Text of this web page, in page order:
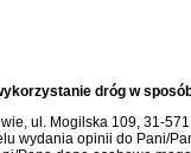
dróg w
ul. Mogilska 109, 31-
wydania opinii do Pani/